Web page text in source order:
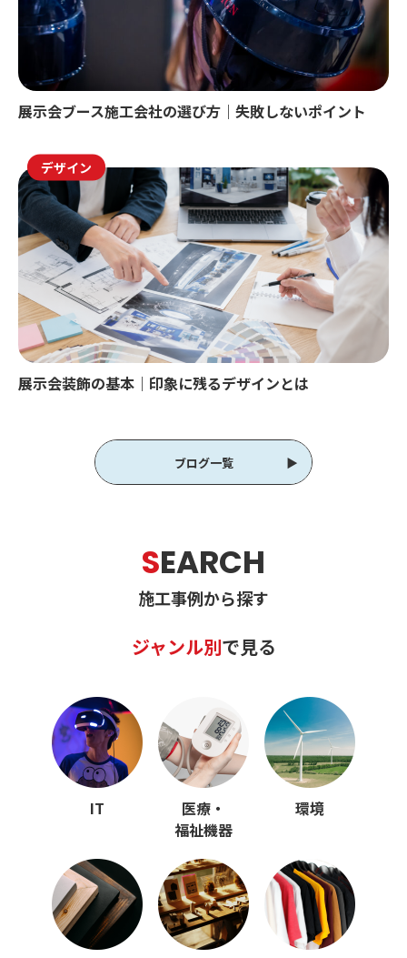
展示会ブース施工会社の選び方｜失敗しないポイント
デザイン
展示会装飾の基本｜印象に残るデザインとは
ブログ一覧
SEARCH
施工事例から探す
ジャンル別で見る
IT
医療・
福祉機器
環境